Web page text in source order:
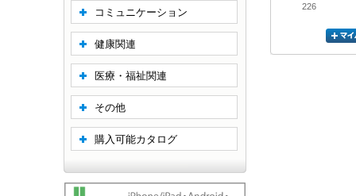
226
コミュニケーション
健康関連
医療・福祉関連
その他
購入可能カタログ